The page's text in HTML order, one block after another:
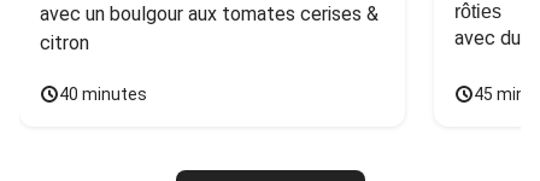
avec un boulgour aux tomates cerises &
citron
40 minutes
rôties
avec du
45